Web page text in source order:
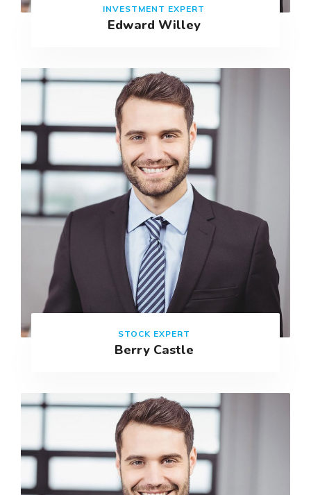
INVESTMENT EXPERT
Edward Willey
STOCK EXPERT
Berry Castle